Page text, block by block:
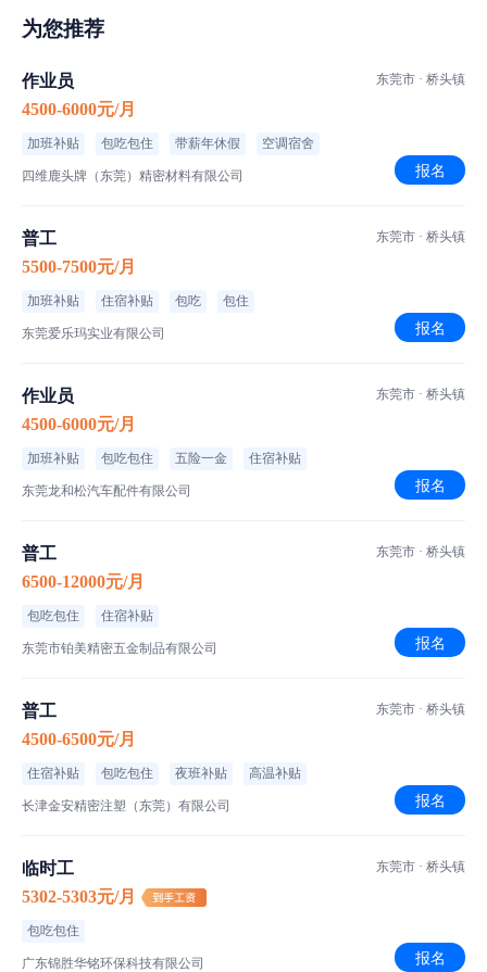
为您推荐
作业员
4500-6000元/月
加班补贴 包吃包住 带薪年休假 空调宿舍
四维鹿头牌（东莞）精密材料有限公司
东莞市 · 桥头镇
报名
普工
5500-7500元/月
加班补贴 住宿补贴 包吃 包住
东莞爱乐玛实业有限公司
东莞市 · 桥头镇
报名
作业员
4500-6000元/月
加班补贴 包吃包住 五险一金 住宿补贴
东莞龙和松汽车配件有限公司
东莞市 · 桥头镇
报名
普工
6500-12000元/月
包吃包住 住宿补贴
东莞市铂美精密五金制品有限公司
东莞市 · 桥头镇
报名
普工
4500-6500元/月
住宿补贴 包吃包住 夜班补贴 高温补贴
长津金安精密注塑（东莞）有限公司
东莞市 · 桥头镇
报名
临时工
5302-5303元/月
包吃包住
广东锦胜华铭环保科技有限公司
东莞市 · 桥头镇
报名